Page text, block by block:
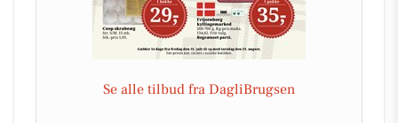
Se alle tilbud fra DagliBrugsen